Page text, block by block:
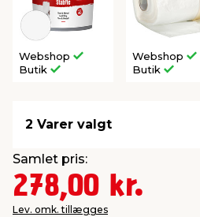
Webshop
Butik
Webshop
Butik
2 Varer valgt
Samlet pris:
278,00 kr.
Lev. omk. tillægges